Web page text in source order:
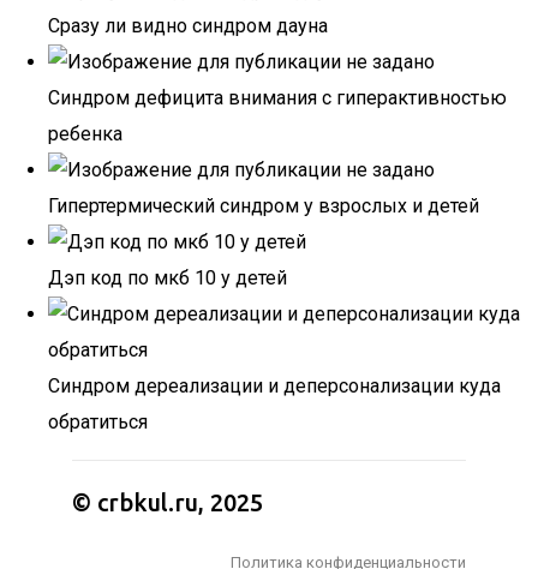
Сразу ли видно синдром дауна
Синдром дефицита внимания с гиперактивностью
ребенка
Гипертермический синдром у взрослых и детей
Дэп код по мкб 10 у детей
Синдром дереализации и деперсонализации куда
обратиться
© crbkul.ru, 2025
Политика конфиденциальности